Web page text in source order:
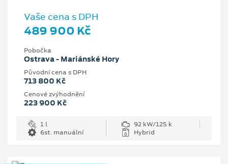
Vaše cena s DPH
489 900 Kč
Pobočka
Ostrava - Mariánské Hory
Původní cena s DPH
713 800 Kč
Cenové zvýhodnění
223 900 Kč
1 l
92 kW/125 k
6st. manuální
Hybrid